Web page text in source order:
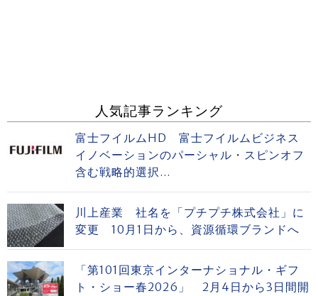
人気記事ランキング
富士フイルムHD 富士フイルムビジネス
イノベーションのパーシャル・スピンオフ
含む戦略的選択...
川上産業 社名を「プチプチ株式会社」に
変更 10月1日から、資源循環ブランドへ
「第101回東京インターナショナル・ギフ
ト・ショー春2026」 2月4日から3日間開